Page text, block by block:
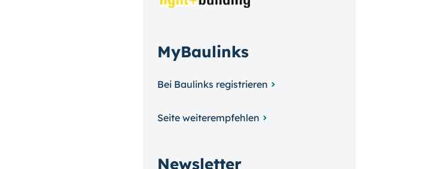
MyBaulinks
Bei Baulinks registrieren
Seite weiterempfehlen
Newsletter